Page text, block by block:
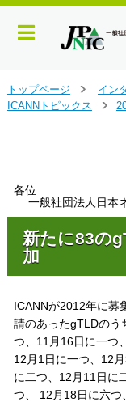
イ
へ
トップページ
＞
イン
ICANNトピックス
各位
一般社団法人日本
新たに83の
加
ICANNが2012年に募
請のあったgTLDのう
つ、11月16日に一つ
12月1日に一つ、12
に二つ、12月11日に
つ、 12月18日に六つ